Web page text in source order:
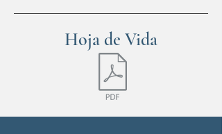
Hoja de Vida